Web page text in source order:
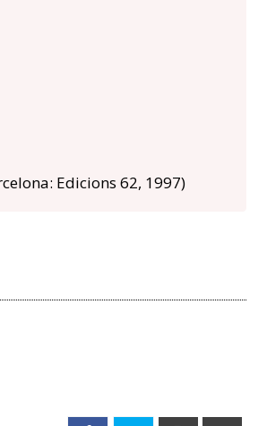
Edicions 62, 1997)